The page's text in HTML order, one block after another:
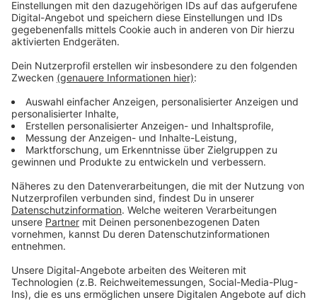
"Als erste Hilfe empfehle ich kühle Umschläge. Bei
starkem Juckreiz können rezeptfreie Arzneimittel aus
der Apotheke schnell helfen. Ich empfehle meinen
Patienten eine Creme oder Gel mit Kortison und
zusätzlich Antihistaminika in Tablettenform", sagt Dr.
Vorstands der Bundesapothekerkammer. "Wenn
Probleme beim Atmen oder im Auge auftreten, ist das
kein Fall für die Selbstmedikation mehr. Dann
verweisen Apotheker an einen Arzt." Die
Um sich zu schützen, sollte man befallene Bäume, oft
Eichen, oder Waldgebiete möglichst meiden. Ist das
nicht möglich, sollte man möglichst viel Haut bedeckt
Raupenhaaren sollte man duschen, sich die Haare
waschen und am besten mit einem Haarfön trocknen.